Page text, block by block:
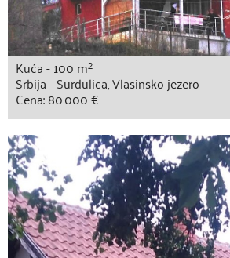
Kuća - 100 m2
Srbija - Surdulica, Vlasinsko jezero
Cena: 80.000 €